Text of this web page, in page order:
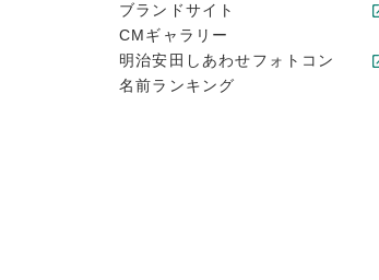
ブランドサイト
CMギャラリー
明治安田しあわせフォトコン
名前ランキング